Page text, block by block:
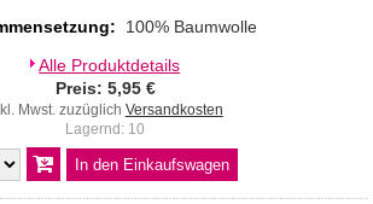
100% Baumwolle
Alle Produktdetails
Preis: 5,95 €
Mwst. zuzüglich Versandkosten
Lagernd: 10